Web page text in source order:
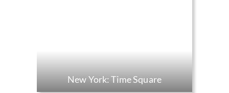
New York: Time Square